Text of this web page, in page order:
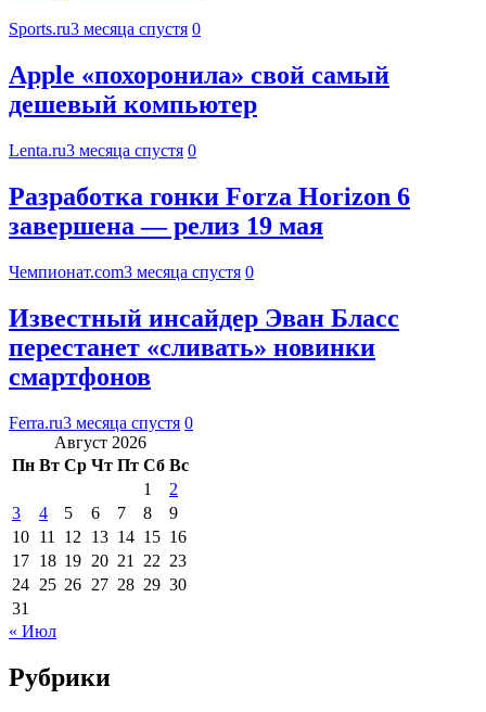
Sports.ru3 месяца спустя 0
Apple «похоронила» свой самый
дешевый компьютер
Lenta.ru3 месяца спустя 0
Разработка гонки Forza Horizon 6
завершена — релиз 19 мая
Чемпионат.com3 месяца спустя 0
Известный инсайдер Эван Бласс
перестанет «сливать» новинки
смартфонов
Ferra.ru3 месяца спустя 0
Август 2026
Пн Вт Ср Чт Пт Сб Вс
1
2
3
4 5 6 7 8
9
10 11 12 13 14 15 16
17 18 19 20 21 22 23
24 25 26 27 28 29 30
31
« Июл
Рубрики